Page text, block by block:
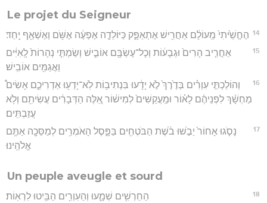
Le projet du Seigneur
14 הֶחֱשֵׁ֙יתִי֙ מֵֽעוֹלָ֔ם אַחֲרִ֖ישׁ אֶתְאַפָּ֑ק כַּיּוֹלֵדָ֣ה אֶפְעֶ֔ה אֶשֹּׁ֥ם וְאֶשְׁאַ֖ף יָֽחַד׃
15
אַחֲרִ֤יב הָרִים֙ וּגְבָע֔וֹת וְכָל־עֶשְׂבָּ֖ם אוֹבִ֑ישׁ וְשַׂמְתִּ֤י נְהָרוֹת֙ לָֽאִיִּ֔ים
וַאֲגַמִּ֖ים אוֹבִֽישׁ׃
16
וְהוֹלַכְתִּ֣י עִוְרִ֗ים בְּדֶ֙רֶךְ֙ לֹ֣א יָדָ֔עוּ בִּנְתִיב֥וֹת לֹֽא־יָדְע֖וּ אַדְרִיכֵ֑ם אָשִׂים֩
מַחְשָׁ֨ךְ לִפְנֵיהֶ֜ם לָא֗וֹר וּמַֽעֲקַשִּׁים֙ לְמִישׁ֔וֹר אֵ֚לֶּה הַדְּבָרִ֔ים עֲשִׂיתִ֖ם וְלֹ֥א
עֲזַבְתִּֽים׃
17
נָסֹ֤גוּ אָחוֹר֙ יֵבֹ֣שׁוּ בֹ֔שֶׁת הַבֹּטְחִ֖ים בַּפָּ֑סֶל הָאֹמְרִ֥ים לְמַסֵּכָ֖ה אַתֶּ֥ם
אֱלֹהֵֽינוּ׃
Un peuple aveugle et sourd
18 הַחֵרְשִׁ֖ים שְׁמָ֑עוּ וְהַעִוְרִ֖ים הַבִּ֥יטוּ לִרְאֽוֹת׃